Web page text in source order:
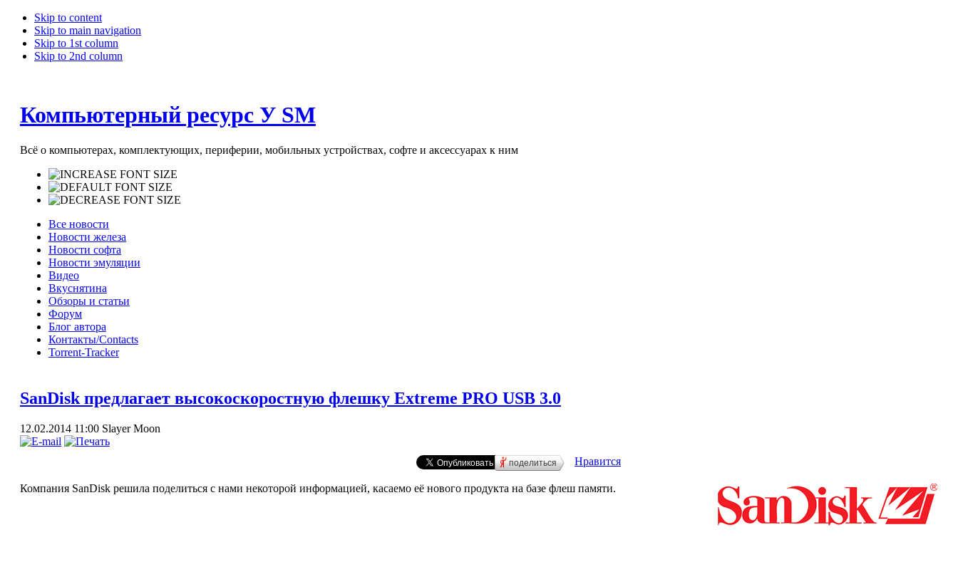
Skip to content
Skip to main navigation
Skip to 1st column
Skip to 2nd column
Компьютерный ресурс У SM
Всё о компьютерах, комплектующих, периферии, мобильных устройствах, софте и аксессуарах к ним
Все новости
Новости железа
Новости софта
Новости эмуляции
Видео
Вкуснятина
Обзоры и статьи
Форум
Блог автора
Контакты/Contacts
Torrent-Tracker
SanDisk предлагает высокоскоростную флешку Extreme PRO USB 3.0
12.02.2014 11:00 Slayer Moon
поделиться Нравится
Компания SanDisk решила поделиться с нами некоторой информацией, касаемо её нового продукта на базе флеш памяти.